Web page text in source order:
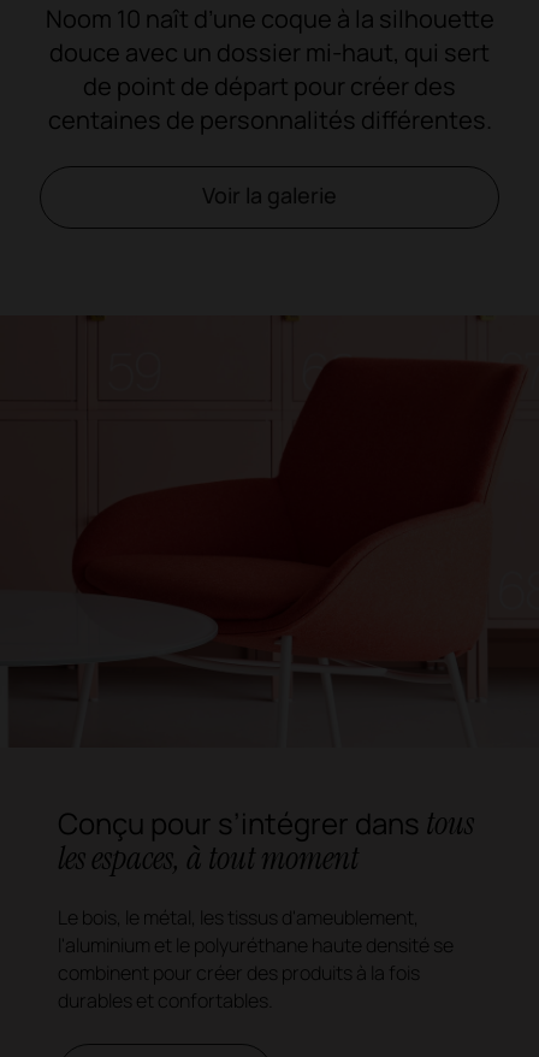
Noom 10 naît d’une coque à la silhouette
douce avec un dossier mi-haut, qui sert
de point de départ pour créer des
centaines de personnalités différentes.
Voir la galerie
Conçu pour s’intégrer dans tous
les espaces, à tout moment
Le bois, le métal, les tissus d'ameublement,
l'aluminium et le polyuréthane haute densité se
combinent pour créer des produits à la fois
durables et confortables.